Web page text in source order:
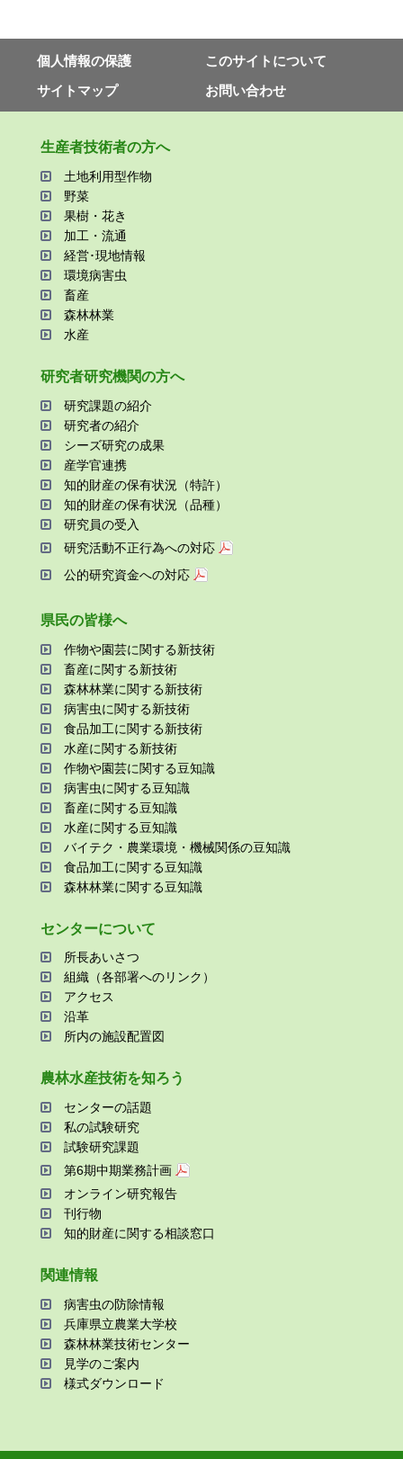
個⼈情報の保護
このサイトについて
サイトマップ
お問い合わせ
⽣産者技術者の⽅へ
⼟地利⽤型作物
野菜
果樹・花き
加⼯・流通
経営･現地情報
環境病害⾍
畜産
森林林業
⽔産
研究者研究機関の⽅へ
研究課題の紹介
研究者の紹介
シーズ研究の成果
産学官連携
知的財産の保有状況（特許）
知的財産の保有状況（品種）
研究員の受⼊
研究活動不正⾏為への対応
公的研究資金への対応
県⺠の皆様へ
作物や園芸に関する新技術
畜産に関する新技術
森林林業に関する新技術
病害⾍に関する新技術
⾷品加⼯に関する新技術
⽔産に関する新技術
作物や園芸に関する⾖知識
病害⾍に関する⾖知識
畜産に関する⾖知識
⽔産に関する⾖知識
バイテク・農業環境・機械関係の⾖知識
⾷品加⼯に関する⾖知識
森林林業に関する⾖知識
センターについて
所⻑あいさつ
組織（各部署へのリンク）
アクセス
沿⾰
所内の施設配置図
農林⽔産技術を知ろう
センターの話題
私の試験研究
試験研究課題
第6期中期業務計画
オンライン研究報告
刊⾏物
知的財産に関する相談窓⼝
関連情報
病害⾍の防除情報
兵庫県⽴農業⼤学校
森林林業技術センター
⾒学のご案内
様式ダウンロード